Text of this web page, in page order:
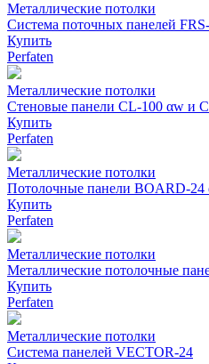
Металлические потолки
Система поточных панелей
Купить
Perfaten
Металлические потолки
Стеновые панели CL-100 αw и
Купить
Perfaten
Металлические потолки
Потолочные панели BOARD-
Купить
Perfaten
Металлические потолки
Металлические потолочные
Купить
Perfaten
Металлические потолки
Система панелей VECTOR-24